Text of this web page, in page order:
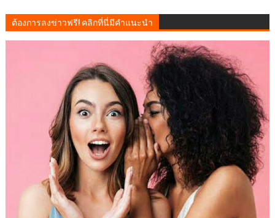
ต้องการลงข่าวฟรี! คลิกที่นี่มีคำแนะนำ